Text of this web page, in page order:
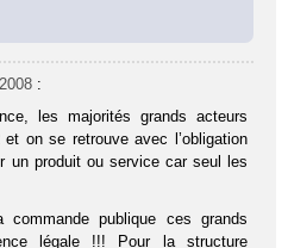
:
les majorités grands acteurs
on se retrouve avec l’obligation
un produit ou service car seul les
publique ces grands
légale !!! Pour la structure